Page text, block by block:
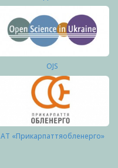
OJS
АТ «Прикарпаттяобленерго»